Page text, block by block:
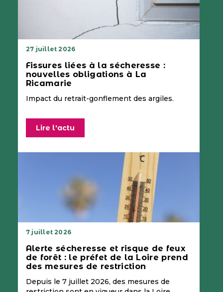
27 juillet 2026
Fissures liées à la sécheresse :
nouvelles obligations à La
Ricamarie
Impact du retrait-gonflement des argiles.
Lire l'actu
7 juillet 2026
Alerte sécheresse et risque de feux
de forêt : le préfet de la Loire prend
des mesures de restriction
Depuis le 7 juillet 2026, des mesures de